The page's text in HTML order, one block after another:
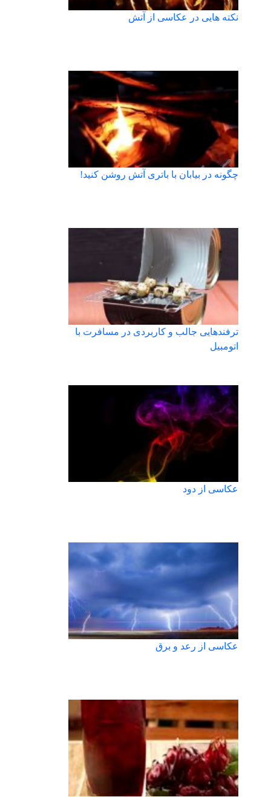
نکته هایی در عکاسی از آتش
چگونه در بیابان با باتری آتش روشن کنید!
ترفندهایی جالب و کاربردی در مسافرت با
اتومبیل
عکاسی از دود
عکاسی از رعد و برق